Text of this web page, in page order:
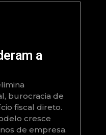
a
burocracia de
fiscal direto.
cresce
de empresa.